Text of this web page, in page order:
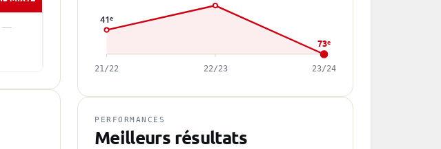
—
41e
21/22 22/23
73e
23/24
PERFORMANCES
Meilleurs résultats